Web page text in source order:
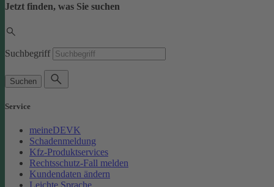
Jetzt finden, was Sie suchen
Suchbegriff
Suchen
Service
meineDEVK
Schadenmeldung
Kfz-Produktservices
Rechtsschutz-Fall melden
Kundendaten ändern
Leichte Sprache